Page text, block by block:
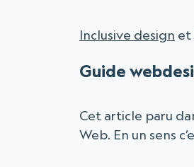
Inclusive design et
Guide
Cet article paru
Web. En un sens